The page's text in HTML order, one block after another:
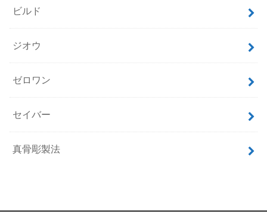
ビルド
ジオウ
ゼロワン
セイバー
真骨彫製法